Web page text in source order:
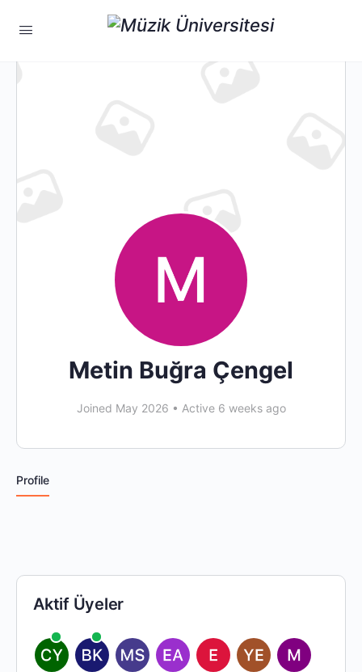
Metin Buğra Çengel
Joined May 2026 • Active 6 weeks ago
Profile
Aktif Üyeler